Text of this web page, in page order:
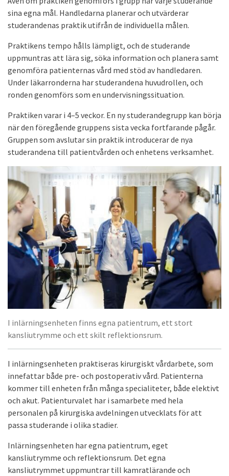
sina egna mål. Handledarna planerar och utvärderar
studerandenas praktik utifrån de individuella målen.
Praktikens tempo hålls lämpligt, och de studerande
uppmuntras att lära sig, söka information och planera samt
genomföra patienternas vård med stöd av handledaren.
Under läkarronderna har studerandena huvudrollen, och
ronden genomförs som en undervisningssituation.
Praktiken varar i 4–5 veckor. En ny studerandegrupp kan börja
när den föregående gruppens sista vecka fortfarande pågår.
Gruppen som avslutar sin praktik introducerar de nya
studerandena till patientvården och enhetens verksamhet.
I inlärningsenheten finns egna patientrum, ett stort
kansliutrymme och ett skilt reflektionsrum.
I inlärningsenheten praktiseras kirurgiskt vårdarbete, som
innefattar både pre- och postoperativ vård. Patienterna
kommer till enheten från många specialiteter, både elektivt
och akut. Patienturvalet har i samarbete med hela
personalen på kirurgiska avdelningen utvecklats för att
passa studerande i olika stadier.
Inlärningsenheten har egna patientrum, eget
kansliutrymme och reflektionsrum. Det egna
kansliutrymmet uppmuntrar till kamratlärande och